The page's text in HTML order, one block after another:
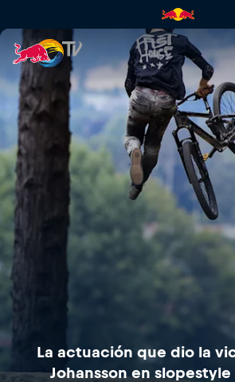
La actuación que
La actuación que dio la
Johansson en slopestyle